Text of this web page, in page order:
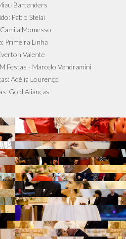
Bartenders
Pablo Stelai
Momesso
Primeira Linha
Valente
Festas - Marcelo Vendramini
Adélia Lourenço
Gold Alianças